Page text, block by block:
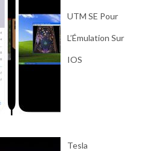
UTM SE Pour
L’Émulation Sur
IOS
Tesla